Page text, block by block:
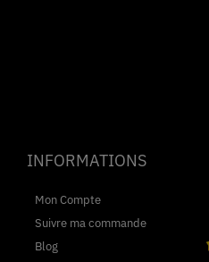
INFORMATIONS
Mon Compte
Suivre ma commande
Blog